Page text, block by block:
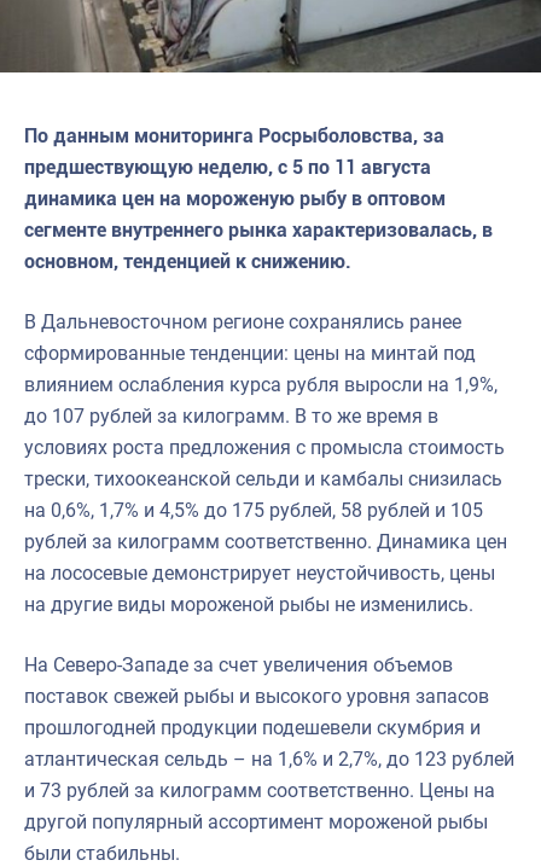
По данным мониторинга Росрыболовства, за
предшествующую неделю, с 5 по 11 августа
динамика цен на мороженую рыбу в оптовом
сегменте внутреннего рынка характеризовалась, в
основном, тенденцией к снижению.
В Дальневосточном регионе сохранялись ранее
сформированные тенденции: цены на минтай под
влиянием ослабления курса рубля выросли на 1,9%,
до 107 рублей за килограмм. В то же время в
условиях роста предложения с промысла стоимость
трески, тихоокеанской сельди и камбалы снизилась
на 0,6%, 1,7% и 4,5% до 175 рублей, 58 рублей и 105
рублей за килограмм соответственно. Динамика цен
на лососевые демонстрирует неустойчивость, цены
на другие виды мороженой рыбы не изменились.
На Северо-Западе за счет увеличения объемов
поставок свежей рыбы и высокого уровня запасов
прошлогодней продукции подешевели скумбрия и
атлантическая сельдь – на 1,6% и 2,7%, до 123 рублей
и 73 рублей за килограмм соответственно. Цены на
другой популярный ассортимент мороженой рыбы
были стабильны.